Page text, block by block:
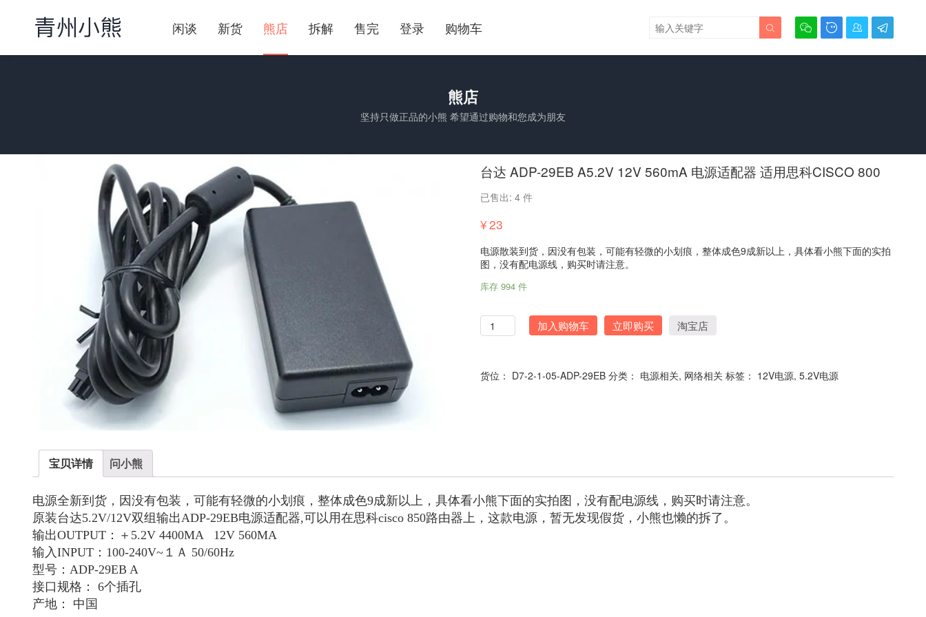
闲谈 新货 熊店 拆解 售完 登录 购物车    

熊店
坚持只做正品的小熊 希望通过购物和您成为朋友
台达 ADP-29EB A5.2V 12V 560mA 电源适配器 适用思科CISCO 800
已售出: 4 件
¥23
电源散装到货，因没有包装，可能有轻微的小划痕，整体成色9成新以上，具体看小熊下面的实拍
图，没有配电源线，购买时请注意。
库存 994 件
量
加入购物车 立即购买 淘宝店
货位： D7-2-1-05-ADP-29EB 分类： 电源相关, 网络相关 标签： 12V电源, 5.2V电源
宝贝详情 问小熊
电源全新到货，因没有包装，可能有轻微的小划痕，整体成色9成新以上，具体看小熊下面的实拍图，没有配电源线，购买时请注意。
原装台达5.2V/12V双组输出ADP-29EB电源适配器,可以用在思科cisco 850路由器上，这款电源，暂无发现假货，小熊也懒的拆了。
输出OUTPUT：＋5.2V 4400MA 12V 560MA
输入INPUT：100-240V~１Ａ 50/60Hz
型号：ADP-29EB A
接口规格： 6个插孔
产地： 中国